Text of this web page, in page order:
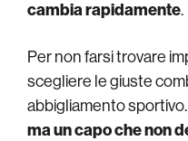
cambia rapidamente.
Per non farsi trovare
scegliere le giuste
abbigliamento
ma un capo che non